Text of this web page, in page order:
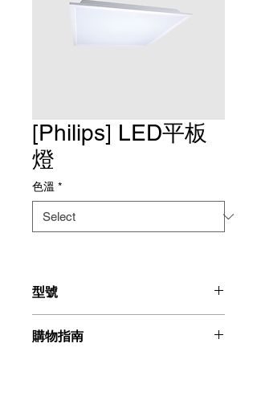
[Philips] LED平板
燈
色溫 *
型號
購物指南